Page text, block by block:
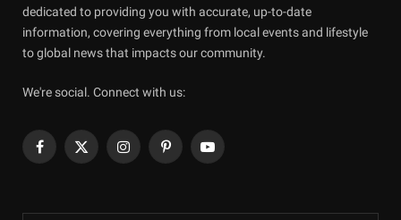
dedicated to providing you with accurate, up-to-date
information, covering everything from local events and lifestyle
to global news that impacts our community.
We're social. Connect with us:
Facebook
X
InstagramPinterestYouTube